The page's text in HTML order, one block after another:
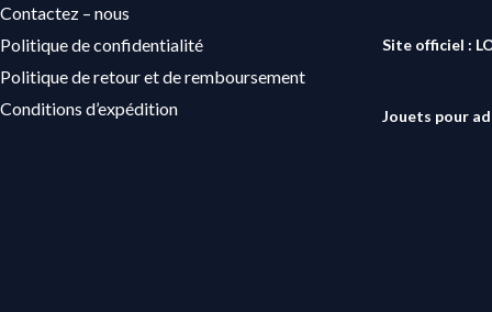
Contactez – nous
Politique de confidentialité
Politique de retour et de remboursement
Conditions d’expédition
Site officiel :
Jouets pour